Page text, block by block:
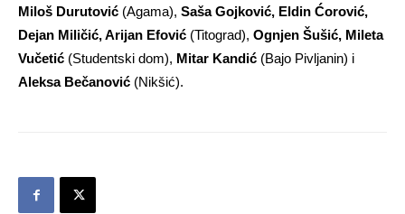
Miloš Durutović (Agama), Saša Gojković, Eldin Ćorović,
Dejan Miličić, Arijan Efović (Titograd), Ognjen Šušić, Mileta
Vučetić (Studentski dom), Mitar Kandić (Bajo Pivljanin) i
Aleksa Bečanović (Nikšić).